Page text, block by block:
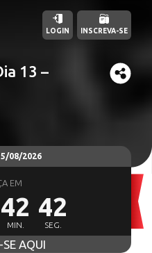
13 –
LOGIN INSCREVA-SE
08/2026
EM
42
MIN.
41
SEG.
SE AQUI